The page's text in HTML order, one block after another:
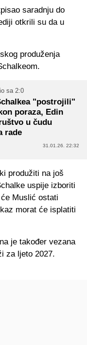
saradnju do
otkrili su da u
produženja
sa 2:0
"postrojili"
poraza, Edin
u čudu
rade
31.01.26. 22:32
produžiti na još
uspije izboriti
Muslić ostati
morat će isplatiti
je također vezana
za ljeto 2027.